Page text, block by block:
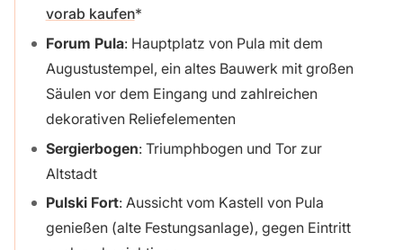
vorab kaufen
Forum Pula: Hauptplatz von Pula mit dem
Augustustempel, ein altes Bauwerk mit großen
Säulen vor dem Eingang und zahlreichen
dekorativen Reliefelementen
Sergierbogen: Triumphbogen und Tor zur
Altstadt
Pulski Fort: Aussicht vom Kastell von Pula
genießen (alte Festungsanlage), gegen Eintritt